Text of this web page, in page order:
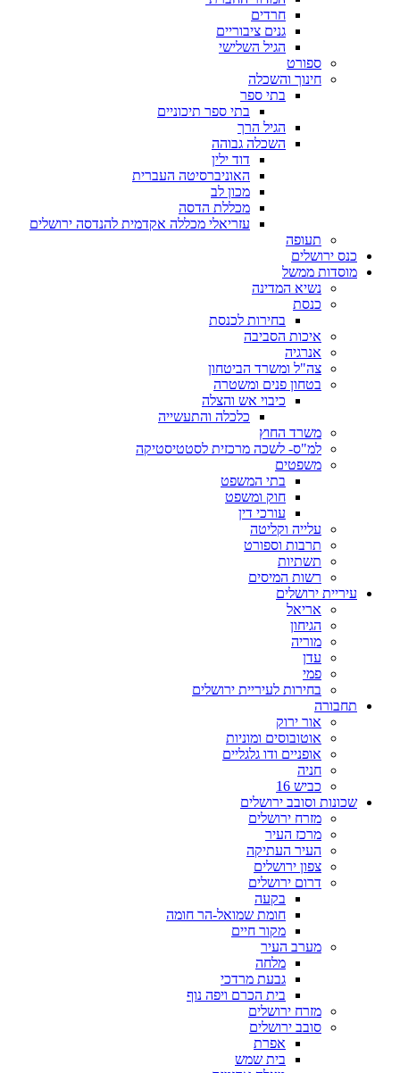
חרדים
גנים ציבוריים
הגיל השלישי
ספורט
חינוך והשכלה
בתי ספר
בתי ספר תיכוניים
הגיל הרך
השכלה גבוהה
דוד ילין
האוניברסיטה העברית
מכון לב
מכללת הדסה
עזריאלי מכללה אקדמית להנדסה ירושלים
תעופה
כנס ירושלים
מוסדות ממשל
נשיא המדינה
כנסת
בחירות לכנסת
איכות הסביבה
אנרגיה
צה"ל ומשרד הביטחון
בטחון פנים ומשטרה
כיבוי אש והצלה
כלכלה והתעשייה
משרד החוץ
למ"ס- לשכה מרכזית לסטטיסטיקה
משפטים
בתי המשפט
חוק ומשפט
עורכי דין
עלייה וקליטה
תרבות וספורט
תשתיות
רשות המיסים
עיריית ירושלים
אריאל
הגיחון
מוריה
עדן
פמי
בחירות לעיריית ירושלים
תחבורה
אור ירוק
אוטובוסים ומוניות
אופניים ודו גלגליים
חניה
כביש 16
שכונות וסובב ירושלים
מזרח ירושלים
מרכז העיר
העיר העתיקה
צפון ירושלים
דרום ירושלים
בקעה
חומת שמואל-הר חומה
מקור חיים
מערב העיר
מלחה
גבעת מרדכי
בית הכרם ויפה נוף
מזרח ירושלים
סובב ירושלים
אפרת
בית שמש